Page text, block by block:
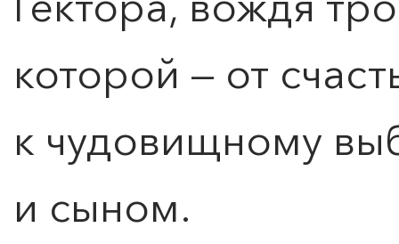
ПОИСК ПО МЕРОПРИЯТИЯМ
которой — от
к чудовищному
и сыном.